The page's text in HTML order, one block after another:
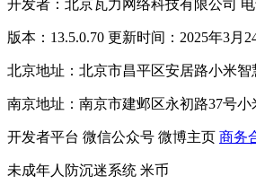
开发者：北京瓦力网络科技有限公司 电
版本：13.5.0.70 更新时间：2025年3月
北京地址：北京市昌平区安居路小米智
南京地址：南京市建邺区永初路37号小
开发者平台 微信公众号 微博主页 商务
未成年人防沉迷系统 米币